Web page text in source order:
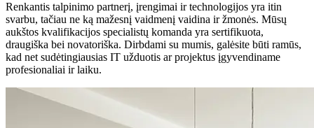
Renkantis talpinimo partnerį, įrengimai ir technologijos yra itin
svarbu, tačiau ne ką mažesnį vaidmenį vaidina ir žmonės. Mūsų
aukštos kvalifikacijos specialistų komanda yra sertifikuota,
draugiška bei novatoriška. Dirbdami su mumis, galėsite būti ramūs,
kad net sudėtingiausias IT užduotis ar projektus įgyvendiname
profesionaliai ir laiku.